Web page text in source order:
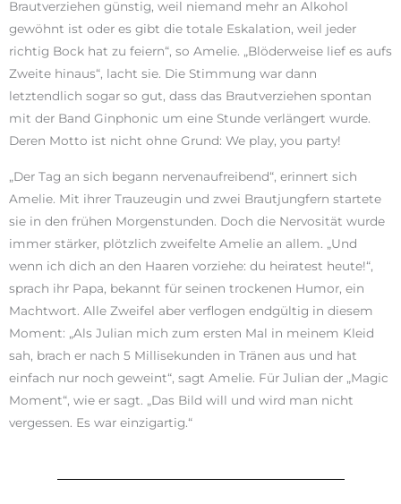
Brautverziehen günstig, weil niemand mehr an Alkohol
gewöhnt ist oder es gibt die totale Eskalation, weil jeder
richtig Bock hat zu feiern“, so Amelie. „Blöderweise lief es aufs
Zweite hinaus“, lacht sie. Die Stimmung war dann
letztendlich sogar so gut, dass das Brautverziehen spontan
mit der Band Ginphonic um eine Stunde verlängert wurde.
Deren Motto ist nicht ohne Grund: We play, you party!
„Der Tag an sich begann nervenaufreibend“, erinnert sich
Amelie. Mit ihrer Trauzeugin und zwei Brautjungfern startete
sie in den frühen Morgenstunden. Doch die Nervosität wurde
immer stärker, plötzlich zweifelte Amelie an allem. „Und
wenn ich dich an den Haaren vorziehe: du heiratest heute!“,
sprach ihr Papa, bekannt für seinen trockenen Humor, ein
Machtwort. Alle Zweifel aber verflogen endgültig in diesem
Moment: „Als Julian mich zum ersten Mal in meinem Kleid
sah, brach er nach 5 Millisekunden in Tränen aus und hat
einfach nur noch geweint“, sagt Amelie. Für Julian der „Magic
Moment“, wie er sagt. „Das Bild will und wird man nicht
vergessen. Es war einzigartig.“